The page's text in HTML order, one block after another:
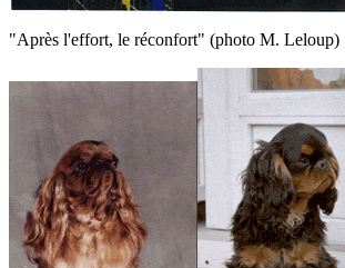
"Après l'effort, le réconfort" (photo M. Leloup)